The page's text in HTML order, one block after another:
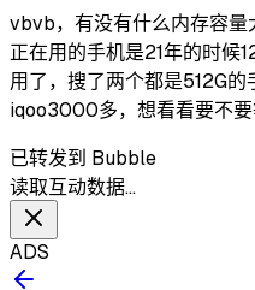
vbvb，有没有什么内存容量
正在用的手机是21年的时候
用了，搜了两个都是512G
iqoo3000多，想看看要不
已转发到 Bubble
读取互动数据…
ADS